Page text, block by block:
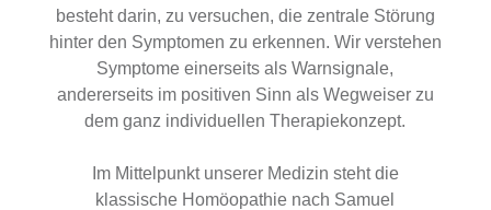
besteht darin, zu versuchen, die zentrale Störung
hinter den Symptomen zu erkennen. Wir verstehen
Symptome einerseits als Warnsignale,
andererseits im positiven Sinn als Wegweiser zu
dem ganz individuellen Therapiekonzept.
Im Mittelpunkt unserer Medizin steht die
klassische Homöopathie nach Samuel